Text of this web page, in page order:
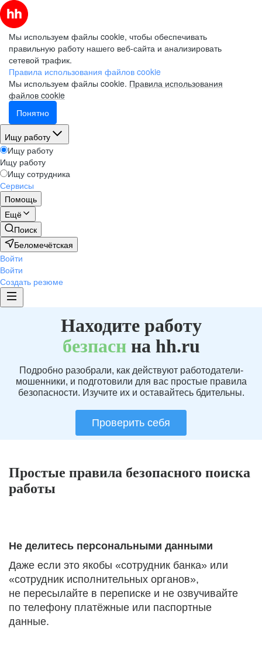
Мы используем файлы cookie, чтобы обеспечивать
правильную работу нашего веб-сайта и анализировать
сетевой трафик.
Правила использования файлов cookie
Мы используем файлы cookie. Правила использования
файлов cookie
Понятно
Ищу работу
Ищу работу
Ищу работу
Ищу сотрудника
Сервисы
Помощь
Ещё
Поиск
Беломечётская
Войти
Войти
Создать резюме
Находите работу
безпаснна hh.ru
Подробно разобрали, как действуют работодатели-
мошенники, и подготовили для вас простые правила
безопасности. Изучите их и оставайтесь бдительны.
Проверить себя
Простые правила безопасного поиска
работы
Не делитесь персональными данными
Даже если это якобы «сотрудник банка» или
«сотрудник исполнительных органов»,
не пересылайте в переписке и не озвучивайте
по телефону платёжные или паспортные
данные.